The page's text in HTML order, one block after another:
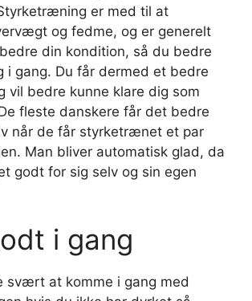
er med til at
og fedme, og er generelt
din kondition, så du bedre
i gang. Du får dermed et bedre
vil bedre kunne klare dig som
fleste danskere får det bedre
når de får styrketrænet et par
Man bliver automatisk glad, da
godt for sig selv og sin egen
i gang
svært at komme i gang med